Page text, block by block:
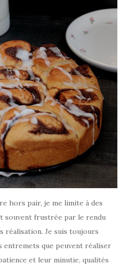
hors pair, je me limite à des
souvent frustrée par le rendu
réalisation. Je suis toujours
entremets que peuvent réaliser
et leur minutie, qualités